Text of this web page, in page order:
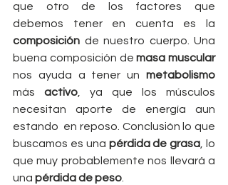
que otro de los factores que
composición de nuestro cuerpo. Una
buena composición de masa muscular
nos ayuda a tener un
más activo, ya que los músculos
necesitan aporte de energía aun
estando  en reposo. Conclusión lo que
buscamos es una pérdida de grasa, lo
que muy probablemente nos llevará a
una pérdida de peso.